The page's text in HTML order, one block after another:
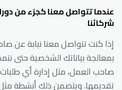
عندما تتواصل معنا كجزء من
شركائنا
إذا كنت تتواصل معنا نيابة عن
بمعالجة بياناتك الشخصية حتى
صاحب العمل، مثل إدارة أي
تقديمها. ويتضمن ذلك أنشطة مثل